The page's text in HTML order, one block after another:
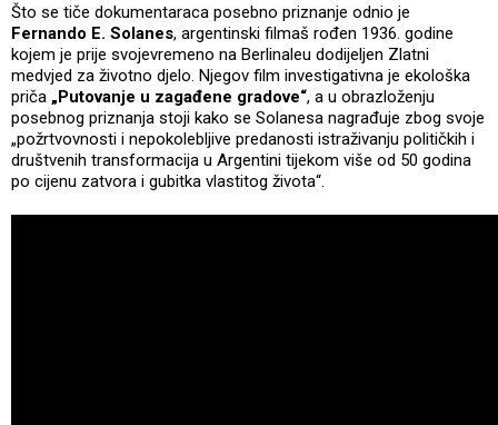
Što se tiče dokumentaraca posebno priznanje odnio je
Fernando E. Solanes, argentinski filmaš rođen 1936. godine
kojem je prije svojevremeno na Berlinaleu dodijeljen Zlatni
medvjed za životno djelo. Njegov film investigativna je ekološka
priča „Putovanje u zagađene gradove“, a u obrazloženju
posebnog priznanja stoji kako se Solanesa nagrađuje zbog svoje
„požrtvovnosti i nepokolebljive predanosti istraživanju političkih i
društvenih transformacija u Argentini tijekom više od 50 godina
po cijenu zatvora i gubitka vlastitog života“.